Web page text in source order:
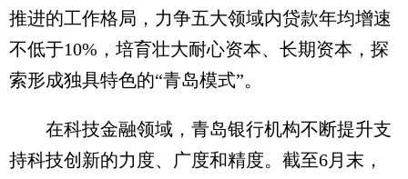
推进的工作格局，力争五大领域内贷款年均增速
不低于10%，培育壮大耐心资本、长期资本，探
索形成独具特色的“青岛模式”。
在科技金融领域，青岛银行机构不断提升支
持科技创新的力度、广度和精度。截至6月末，